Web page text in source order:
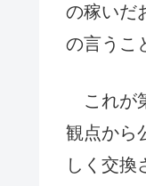
の稼いだ
の言うこ
これが
観点から
しく交換